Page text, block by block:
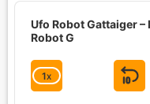
A
Ufo Robot Gattaiger
Robot G
C
1X
S